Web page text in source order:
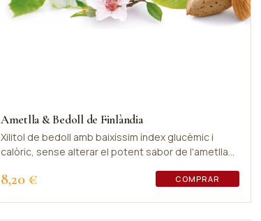
Ametlla & Bedoll de Finlàndia
Xilitol de bedoll amb baixíssim índex glucèmic i
calòric, sense alterar el potent sabor de l'ametlla
8,20 € COMPRAR